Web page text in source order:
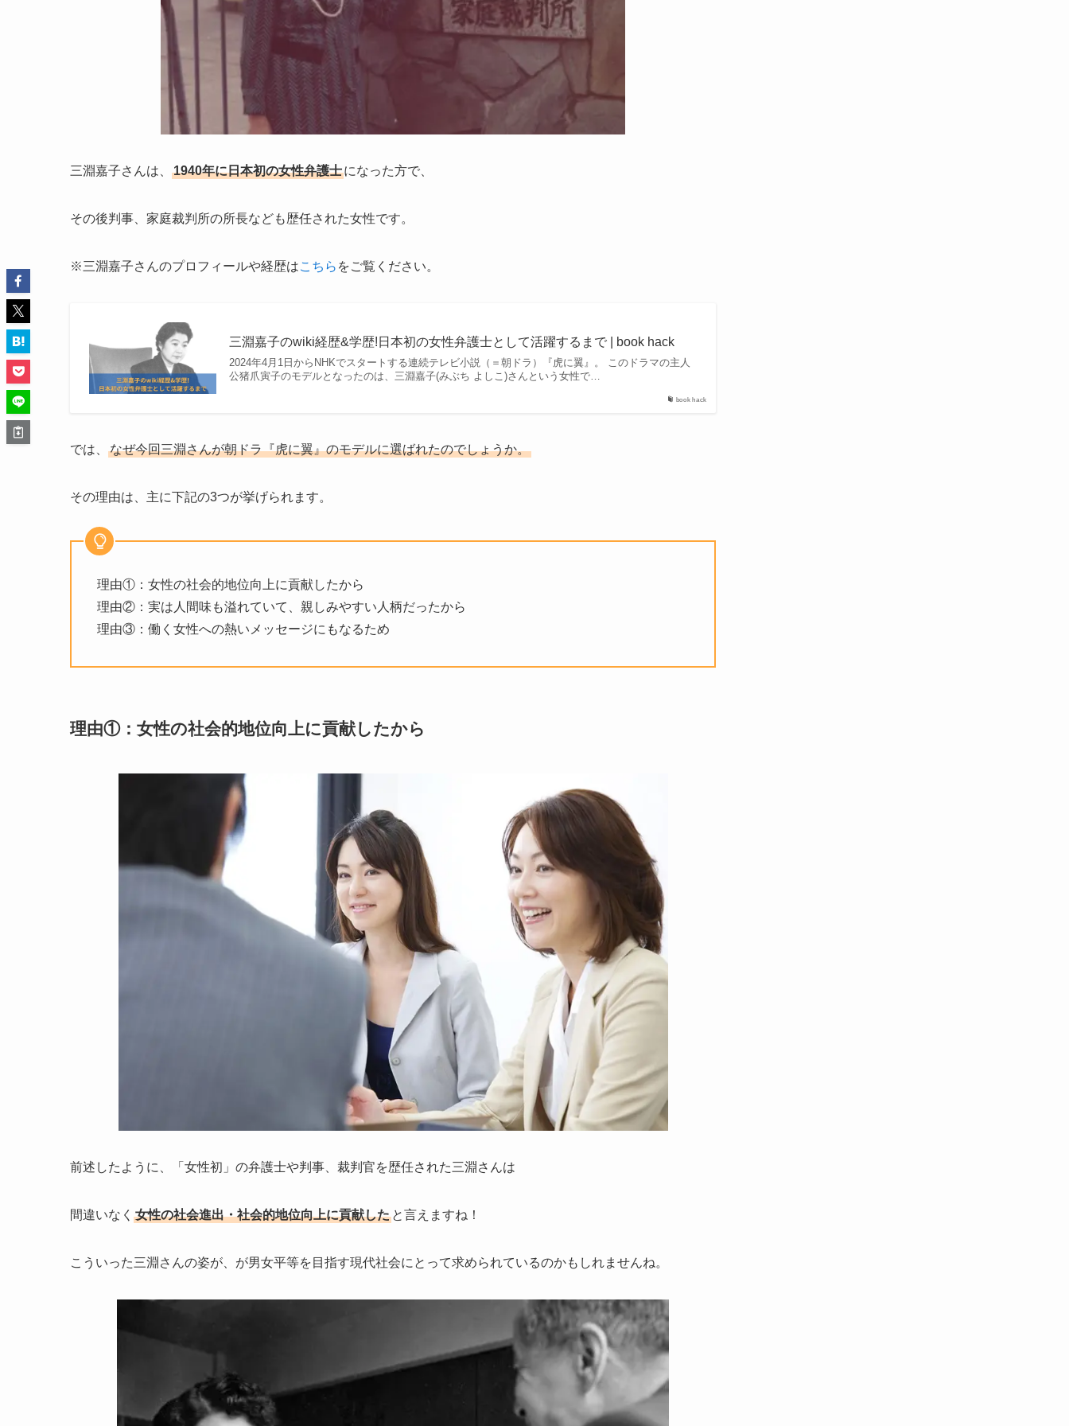
三淵嘉子さんは、 1940年に日本初の女性弁護士になった方で、
その後判事、家庭裁判所の所長なども歴任された女性です。
※三淵嘉子さんのプロフィールや経歴はこちら をご覧ください。
book hack
三淵嘉子のwiki経歴&学歴!日本初の女性弁護士として活躍するまで | book hack
2024年4月1日からNHKでスタートする連続テレビ小説（＝朝ドラ）『虎に翼』。 このドラマの主人
公猪爪寅子のモデルとなったのは、三淵嘉子(みぶち よしこ)さんという女性で…
では、 なぜ今回三淵さんが朝ドラ『虎に翼』のモデルに選ばれたのでしょうか。
その理由は、主に下記の3つが挙げられます。
理由①：女性の社会的地位向上に貢献したから
理由②：実は人間味も溢れていて、親しみやすい人柄だったから
理由③：働く女性への熱いメッセージにもなるため
理由①：女性の社会的地位向上に貢献したから
前述したように、「女性初」の弁護士や判事、裁判官を歴任された三淵さんは
間違いなく 女性の社会進出・社会的地位向上に貢献した と言えますね！
こういった三淵さんの姿が、が男女平等を目指す現代社会にとって求められているのかもしれませんね。